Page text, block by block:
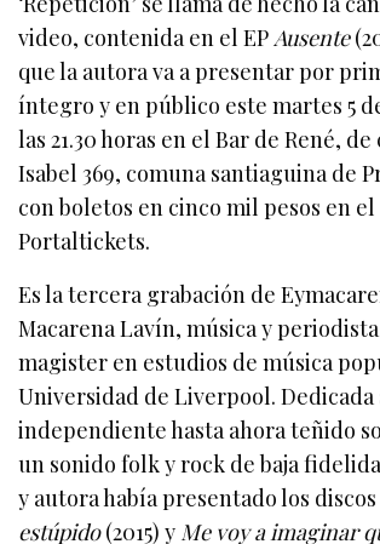
video, contenida en el EPAusente
que la autora va a presentar por
íntegro y en público este martes 5
las 21.30 horas en el Bar de René,
Isabel 369, comuna santiaguina de
con boletos en cinco mil pesos en
Portaltickets.
Es la tercera grabación de
Macarena Lavín, música y
magister en estudios de música
Universidad de Liverpool. Dedicada
independiente hasta ahora teñido
un sonido folk y rock de baja
y autora había presentado los discos
estúpido(2015) y Me voy a imaginar